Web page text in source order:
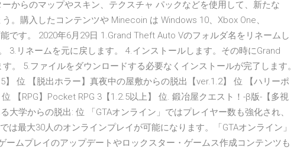
からのマップやスキン、テクスチャ パックなどを使用して、新たな
。購入したコンテンツや Minecoin は Windows 10、Xbox One、
です。 2020年6月29日 1.Grand Theft Auto Vのフォルダ名をリネームし
3.リネームを元に戻します。 4.インストールします。その時にGrand
。 5.ファイルをダウンロードする必要なくインストールが完了します。
】 位 【脱出ホラー】真夜中の屋敷からの脱出【ver.1.2】 位 【ハリーポ
【RPG】Pocket RPG 3【1.2.5以上】 位. 鍛冶屋クエスト！-β版-【多視
大学からの脱出: 位 「GTAオンライン」ではプレイヤー数も強化され、
は最大30人のオンラインプレイが可能になります。「GTAオンライン」
ームプレイのアップデートやロックスター・ゲームス作成コン­テンツも